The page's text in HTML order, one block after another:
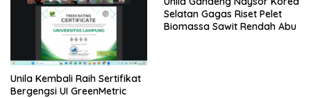
Unila Kembali Raih Sertifikat
Bergengsi UI GreenMetric
Selatan Gagas Riset Pelet
Biomassa Sawit Rendah Abu